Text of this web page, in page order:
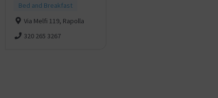
Bed and Breakfast
Via Melfi 119, Rapolla
320 265 3267